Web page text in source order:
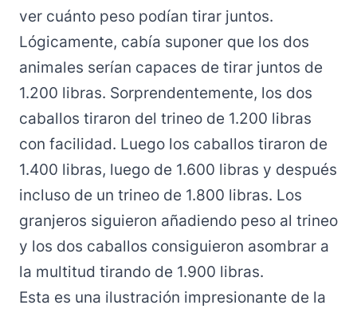
ver cuánto peso podían tirar juntos.
Lógicamente, cabía suponer que los dos
animales serían capaces de tirar juntos de
1.200 libras. Sorprendentemente, los dos
caballos tiraron del trineo de 1.200 libras
con facilidad. Luego los caballos tiraron de
1.400 libras, luego de 1.600 libras y después
incluso de un trineo de 1.800 libras. Los
granjeros siguieron añadiendo peso al trineo
y los dos caballos consiguieron asombrar a
la multitud tirando de 1.900 libras.
Esta es una ilustración impresionante de la